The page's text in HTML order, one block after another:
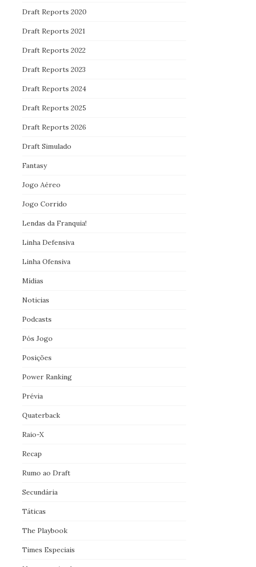
Draft Reports 2020
Draft Reports 2021
Draft Reports 2022
Draft Reports 2023
Draft Reports 2024
Draft Reports 2025
Draft Reports 2026
Draft Simulado
Fantasy
Jogo Aéreo
Jogo Corrido
Lendas da Franquia!
Linha Defensiva
Linha Ofensiva
Mídias
Noticias
Podcasts
Pós Jogo
Posições
Power Ranking
Prévia
Quaterback
Raio-X
Recap
Rumo ao Draft
Secundária
Táticas
The Playbook
Times Especiais